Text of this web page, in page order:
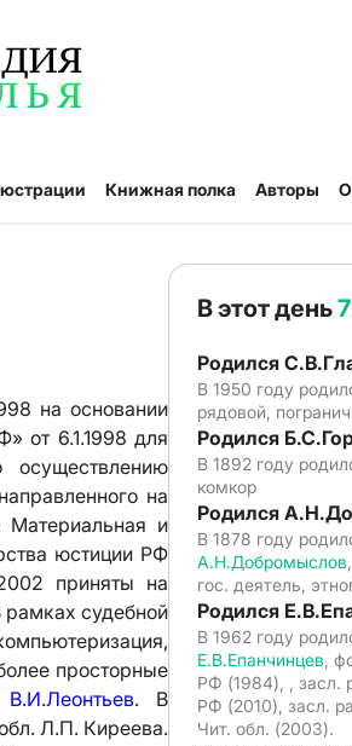
Книжная полка Авторы
на основании
от 6.1.1998 для
осуществлению
на
Материальная и
юстиции РФ
приняты на
рамках судебной
просторные
В.И.Леонтьев. В
Л.П. Киреева.
В этот день
Родился
В 1950 году
рядовой,
Родился
В 1892 году
комкор
Родился
В 1878 году
А.Н.Добромыслов
гос. деятель,
Родился
В 1962 году
Е.В.Епанчинцев ,
РФ (1984), , засл.
РФ (2010), засл.
Чит. обл. (2003).